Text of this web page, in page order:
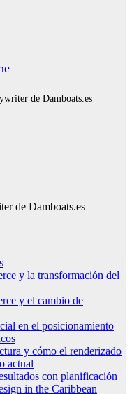
de Damboats.es
de Damboats.es
y la transformación del
y el cambio de
en el posicionamiento
y cómo el renderizado
actual
con planificación
in the Caribbean